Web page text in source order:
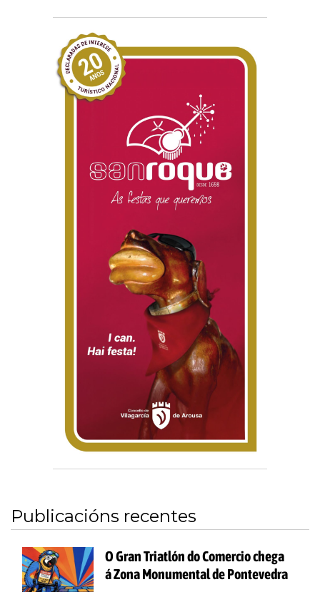
Publicacións recentes
O Gran Triatlón do Comercio chega
á Zona Monumental de Pontevedra